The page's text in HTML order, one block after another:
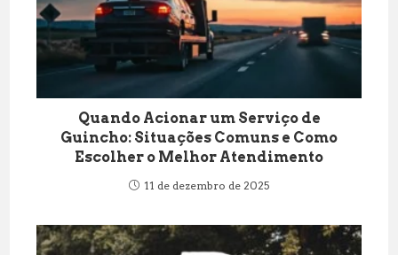
Quando Acionar um Serviço de
Guincho: Situações Comuns e Como
Escolher o Melhor Atendimento
11 de dezembro de 2025